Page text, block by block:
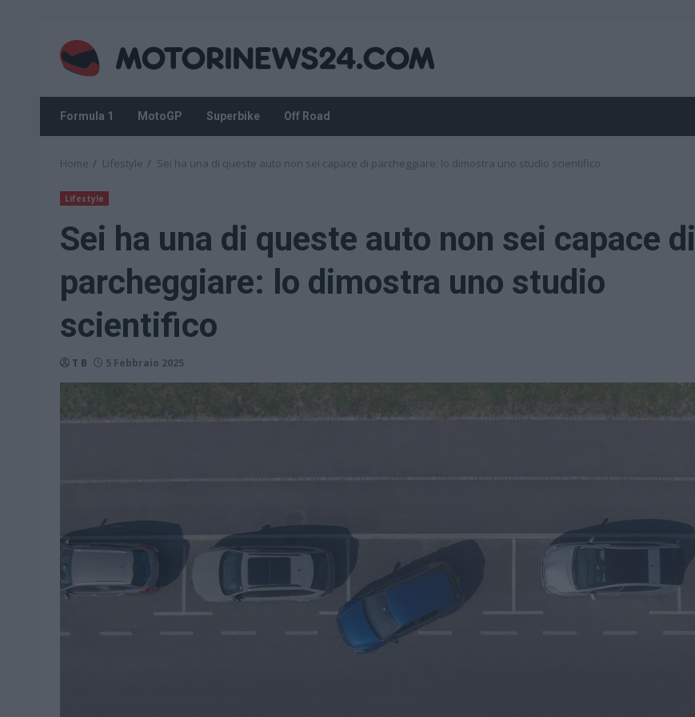
content
Formula 1 MotoGP Superbike Off Road
Home Lifestyle Sei ha una di queste auto non sei capace di parcheggiare: lo dimostra uno studio scientifico
Lifestyle
Sei ha una di queste auto non sei capace di
parcheggiare: lo dimostra uno studio
scientifico
T B 5 Febbraio 2025